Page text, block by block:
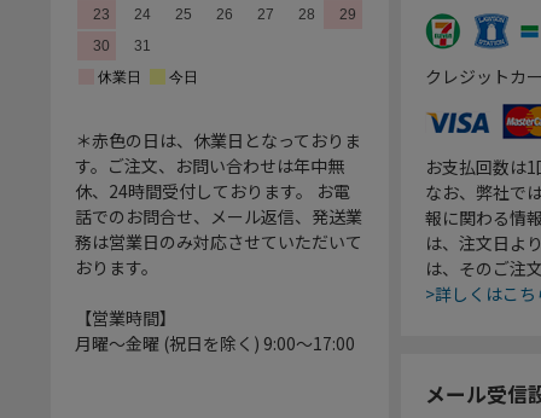
＊赤色の日は、休業日となっておりま
す。ご注文、お問い合わせは年中無
休、24時間受付しております。 お電
話でのお問合せ、メール返信、発送業
務は営業日のみ対応させていただいて
おります。
【営業時間】
月曜～金曜 (祝日を除く) 9:00～17:00
クレジットカ
お支払回数は
なお、弊社で
報に関わる情
は、注文日よ
は、そのご注
>詳しくはこち
メール受信